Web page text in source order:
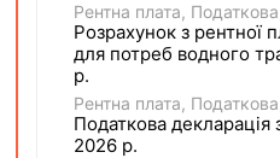
Рентна плата Податкова
Розрахунок з рентної
для потреб водного
р.
Рентна плата Податкова
Податкова декларація
2026 р.